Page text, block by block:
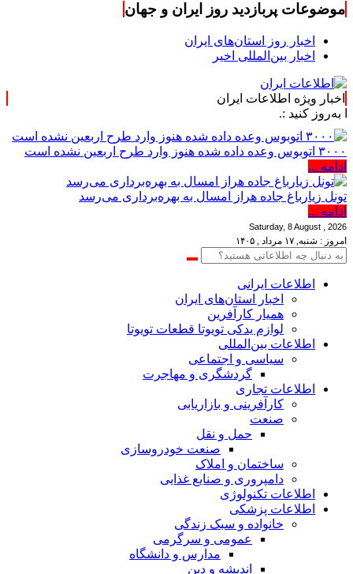
موضوعات پربازدید روز ایران و جهان
اخبار روز استان‌های ایران
اخبار بین‌المللی اخیر
اخبار ویژه اطلاعات ایران
:.
۳۰۰۰ اتوبوس وعده داده شده هنوز وارد طرح اربعین نشده است
ادامه ...
تونل زیارباغ جاده هراز امسال به بهره‌برداری می‌رسد
ادامه ...
Saturday, 8 August , 2026
امروز : شنبه, ۱۷ مرداد , ۱۴۰۵
اطلاعات‌ ‎ایرانی
اخبار استان‌های ایران
همیار کارآفرین
لوازم یدکی تویوتا قطعات تویوتا
اطلاعات بین‌المللی
سیاسی و اجتماعی
گردشگری و مهاجرت
اطلاعات تجاری
کارآفرینی و بازاریابی
صنعت
حمل و نقل
صنعت خودروسازی
ساختمان و املاک
دامپروری و صنایع غذایی
اطلاعات تکنولوژی
اطلاعات پزشکی
خانواده و سبک زندگی
عمومی و سرگرمی
مدارس و دانشگاه
اندیشه و دین